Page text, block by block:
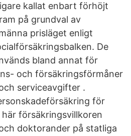
kallat enbart förhöjt
på grundval av
prisläget enligt
De
bland annat för
och försäkringsförmåner
serviceavgifter .
för
försäkringsvillkoren
doktorander på statliga